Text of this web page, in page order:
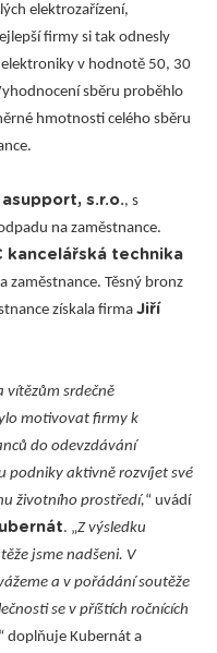
elektrozařízení,
firmy si tak odnesly
v hodnotě 50, 30
sběru proběhlo
hmotnosti celého sběru
asupport, s.r.o., s
na zaměstnance.
kancelářská technika
zaměstnance. Těsný bronz
získala firma Jiří
vítězům srdečně
motivovat firmy k
do odevzdávání
podniky aktivně rozvíjet své
životního prostředí,“ uvádí
. „Z výsledku
jsme nadšeni. V
a v pořádání soutěže
se v příštích ročnících
doplňuje Kubernát a